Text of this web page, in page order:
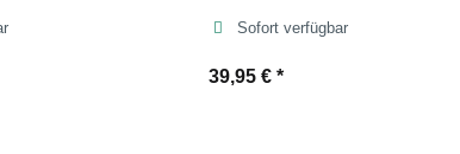
Sofort verfügbar
39,95 € *